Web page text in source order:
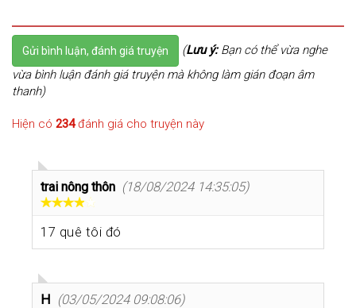
Gửi bình luận, đánh giá truyện (Lưu ý:Bạn có thể vừa nghe
vừa bình luận đánh giá truyện mà không làm gián đoạn âm
thanh)
Hiện có 234đánh giá cho truyện này
trai nông thôn (18/08/2024 14:35:05)
17 quê tôi đó
H (03/05/2024 09:08:06)